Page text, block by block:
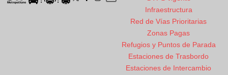
Infraestructura
Red de Vías Prioritarias
Zonas Pagas
Refugios y Puntos de Parada
Estaciones de Trasbordo
Estaciones de Intercambio